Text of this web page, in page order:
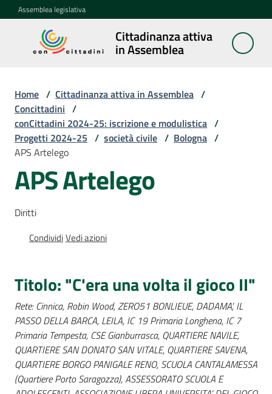
Vai al contenuto
Vai alla navigazione
Vai al footer
Assemblea legislativa
Cittadinanza attiva
in Assemblea
Cittadinanza
attiva in
Concittadini
Menu selezionato
Porte
aperte
in
Mostre
Percorsi
sulla
memoria
Seguici
su
Home / Cittadinanza attiva in Assemblea /
Concittadini /
conCittadini 2024-25: iscrizione e modulistica /
Progetti 2024-25 / società civile / Bologna /
APS Artelego
APS Artelego
Diritti
CondividiVedi azioni
Titolo: "C'era una volta il gioco II"
Rete: Cinnica, Robin Wood, ZERO51 BONLIEUE, DADAMA’, IL
PASSO DELLA BARCA, LEILA, IC 19 Primaria Longhena, IC 7
Primaria Tempesta, CSE Gianburrasca, QUARTIERE NAVILE,
QUARTIERE SAN DONATO SAN VITALE, QUARTIERE SAVENA,
QUARTIERE BORGO PANIGALE RENO, SCUOLA CANTALAMESSA
(Quartiere Porto Saragozza), ASSESSORATO SCUOLA E